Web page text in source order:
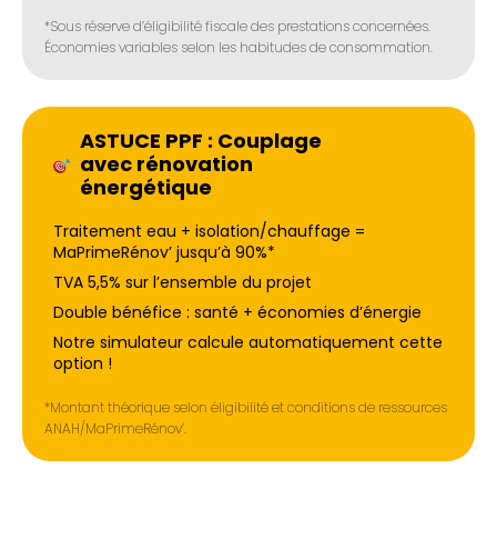
*Sous réserve d’éligibilité fiscale des prestations concernées.
Économies variables selon les habitudes de consommation.
ASTUCE PPF : Couplage
avec rénovation
énergétique
Traitement eau + isolation/chauffage =
MaPrimeRénov’ jusqu’à 90%*
TVA 5,5% sur l’ensemble du projet
Double bénéfice : santé + économies d’énergie
Notre simulateur calcule automatiquement cette
option !
*Montant théorique selon éligibilité et conditions de ressources
ANAH/MaPrimeRénov’.